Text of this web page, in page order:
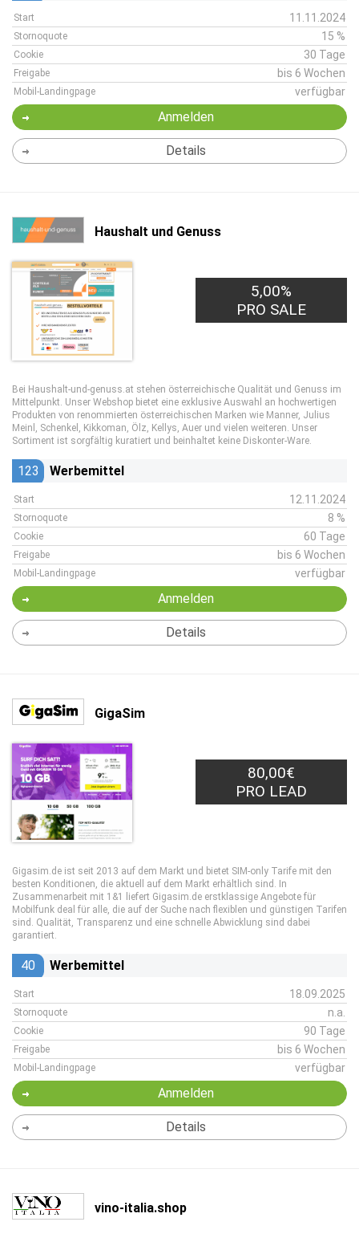
Start 11.11.2024
Stornoquote 15 %
Cookie 30 Tage
Freigabe bis 6 Wochen
Mobil-Landingpage verfügbar
Anmelden
Details
Haushalt und Genuss
5,00%
PRO SALE
Bei Haushalt-und-genuss.at stehen österreichische Qualität und Genuss im
Mittelpunkt. Unser Webshop bietet eine exklusive Auswahl an hochwertigen
Produkten von renommierten österreichischen Marken wie Manner, Julius
Meinl, Schenkel, Kikkoman, Ölz, Kellys, Auer und vielen weiteren. Unser
Sortiment ist sorgfältig kuratiert und beinhaltet keine Diskonter-Ware.
123 Werbemittel
Start 12.11.2024
Stornoquote 8 %
Cookie 60 Tage
Freigabe bis 6 Wochen
Mobil-Landingpage verfügbar
Anmelden
Details
GigaSim
80,00€
PRO LEAD
Gigasim.de ist seit 2013 auf dem Markt und bietet SIM-only Tarife mit den
besten Konditionen, die aktuell auf dem Markt erhältlich sind. In
Zusammenarbeit mit 1&1 liefert Gigasim.de erstklassige Angebote für
Mobilfunk deal für alle, die auf der Suche nach flexiblen und günstigen Tarifen
sind. Qualität, Transparenz und eine schnelle Abwicklung sind dabei
garantiert.
40 Werbemittel
Start 18.09.2025
Stornoquote n.a.
Cookie 90 Tage
Freigabe bis 6 Wochen
Mobil-Landingpage verfügbar
Anmelden
Details
vino-italia.shop